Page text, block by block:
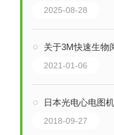
2025-08-28
关于3M快速生物阅读器使用
2021-01-06
日本光电心电图
2018-09-27